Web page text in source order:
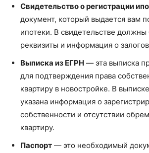
Свидетельство о регистрации
документ, который выдается вам
ипотеки. В свидетельстве должны
реквизиты и информация о
Выписка из ЕГРН — эта выписка
для подтверждения права
квартиру в новостройке. В
указана информация о
собственности и отсутствии
квартиру.
Паспорт — это необходимый